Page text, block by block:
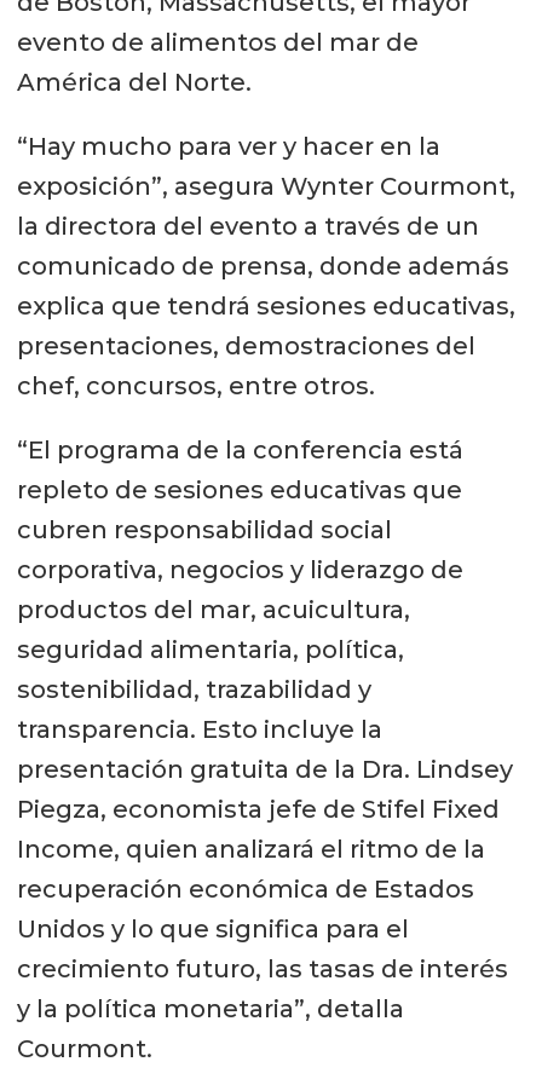
evento de alimentos del mar de
América del Norte.
“Hay mucho para ver y hacer en la
exposición”, asegura Wynter Courmont,
la directora del evento a través de un
comunicado de prensa, donde además
explica que tendrá sesiones educativas,
presentaciones, demostraciones del
chef, concursos, entre otros.
“El programa de la conferencia está
repleto de sesiones educativas que
cubren responsabilidad social
corporativa, negocios y liderazgo de
productos del mar, acuicultura,
seguridad alimentaria, política,
sostenibilidad, trazabilidad y
transparencia. Esto incluye la
presentación gratuita de la Dra. Lindsey
Piegza, economista jefe de Stifel Fixed
Income, quien analizará el ritmo de la
recuperación económica de Estados
Unidos y lo que significa para el
crecimiento futuro, las tasas de interés
y la política monetaria”, detalla
Courmont.